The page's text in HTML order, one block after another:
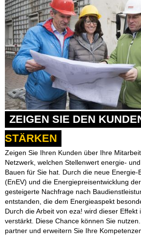
ZEIGEN SIE DEN
STÄRKEN
Zeigen Sie Ihren Kunden über Ihre
Netzwerk, welchen Stellenwert energie-
Bauen für Sie hat. Durch die neue Energie-
(EnEV) und die Energiepreisentwicklung
gesteigerte Nachfrage nach
entstanden, die dem Energieaspekt
Durch die Arbeit von eza! wird dieser Effekt
verstärkt. Diese Chance können Sie
partner und erweitern Sie Ihre